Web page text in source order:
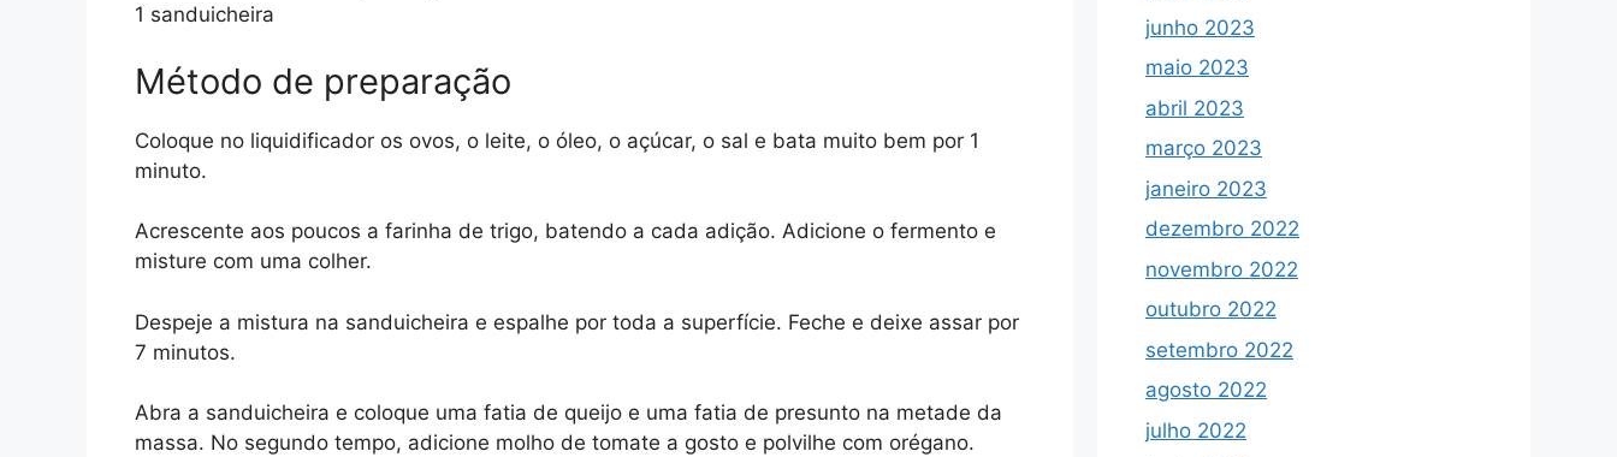
1 sanduicheira
Método de preparação
Coloque no liquidificador os ovos, o leite, o óleo, o açúcar, o sal e bata muito bem por 1
minuto.
Acrescente aos poucos a farinha de trigo, batendo a cada adição. Adicione o fermento e
misture com uma colher.
Despeje a mistura na sanduicheira e espalhe por toda a superfície. Feche e deixe assar por
7 minutos.
Abra a sanduicheira e coloque uma fatia de queijo e uma fatia de presunto na metade da
massa. No segundo tempo, adicione molho de tomate a gosto e polvilhe com orégano.
junho 2023
maio 2023
abril 2023
março 2023
janeiro 2023
dezembro 2022
novembro 2022
outubro 2022
setembro 2022
agosto 2022
julho 2022